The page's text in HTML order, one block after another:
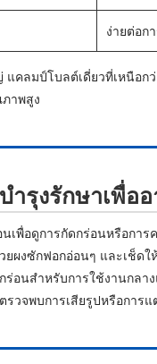
ง่ายต่อก
คลมป์โบลต์เดี่ยวที่เหนือ
าพสูง
ำรุงรักษาเพื่อ
เพื่อดูการกัดกร่อนหรือการ
ผงซักฟอกอ่อนๆ และเช็ดใ
ร่อนสำหรับการใช้งานกลา
วจพบการเสียรูปหรือการแ